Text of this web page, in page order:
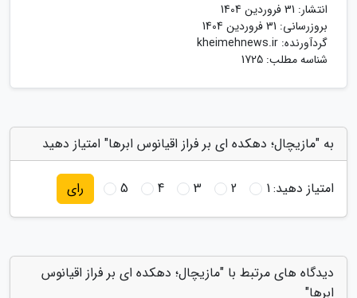
انتشار: 31 فروردین 1404
بروزرسانی: 31 فروردین 1404
گردآورنده: kheimehnews.ir
شناسه مطلب: 1725
به "مازیچال؛ دهکده ای بر فراز اقیانوس ابرها" امتیاز دهید
امتیاز دهید:1
2
3
4
5 رای
دیدگاه های مرتبط با "مازیچال؛ دهکده ای بر فراز اقیانوس
ابرها"